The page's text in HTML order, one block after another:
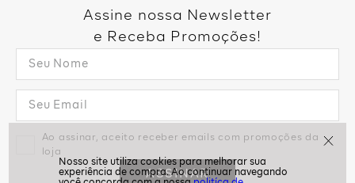
Assine nossa Newsletter
e Receba Promoções!
Ao assinar, aceito receber emails com promoções da
loja
ASSINAR